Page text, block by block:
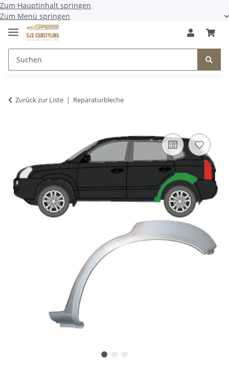
Zum Hauptinhalt springen
Zum Menü springen
Zurück zur Liste Reparaturbleche